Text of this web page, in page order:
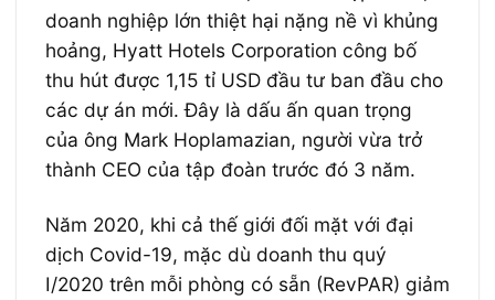
doanh nghiệp lớn thiệt hại nặng nề vì khủng
hoảng, Hyatt Hotels Corporation công bố
thu hút được 1,15 tỉ USD đầu tư ban đầu cho
các dự án mới. Đây là dấu ấn quan trọng
của ông Mark Hoplamazian, người vừa trở
thành CEO của tập đoàn trước đó 3 năm.
Năm 2020, khi cả thế giới đối mặt với đại
dịch Covid-19, mặc dù doanh thu quý
I/2020 trên mỗi phòng có sẵn (RevPAR) giảm